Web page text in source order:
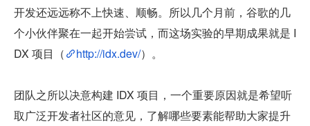
开发还远远称不上快速、顺畅。所以几个月前，谷歌的几
个小伙伴聚在一起开始尝试，而这场实验的早期成果就是 I
DX 项目（
http://idx.dev/）。
团队之所以决意构建 IDX 项目，一个重要原因就是希望听
取广泛开发者社区的意见，了解哪些要素能帮助大家提升